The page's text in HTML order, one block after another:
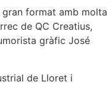
format amb molta
de QC Creatius,
gràfic José
de Lloret i